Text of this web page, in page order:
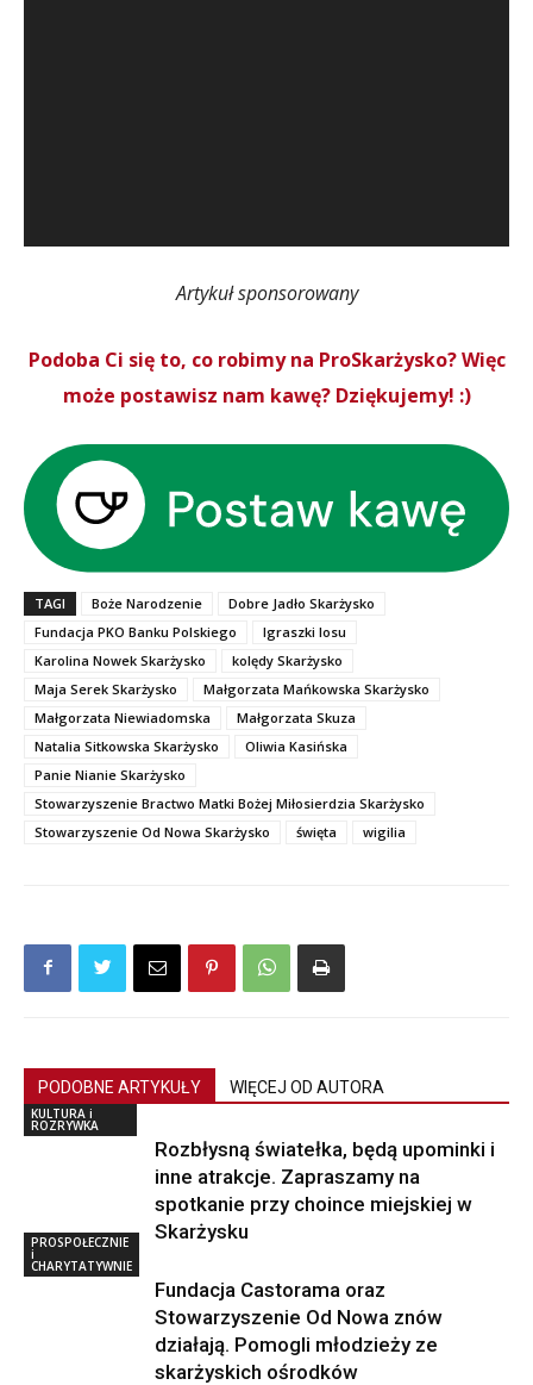
Artykuł sponsorowany
Podoba Ci się to, co robimy na ProSkarżysko? Więc
może postawisz nam kawę? Dziękujemy! :)
TAGI Boże Narodzenie
Dobre Jadło Skarżysko
Fundacja PKO Banku Polskiego
Igraszki losu
Karolina Nowek Skarżysko
kolędy Skarżysko
Maja Serek Skarżysko
Małgorzata Mańkowska Skarżysko
Małgorzata Niewiadomska
Małgorzata Skuza
Natalia Sitkowska Skarżysko
Oliwia Kasińska
Panie Nianie Skarżysko
Stowarzyszenie Bractwo Matki Bożej Miłosierdzia Skarżysko
Stowarzyszenie Od Nowa Skarżysko
święta wigilia
PODOBNE ARTYKUŁY WIĘCEJ OD AUTORA
KULTURA i
ROZRYWKA
Rozbłysną światełka, będą upominki i
inne atrakcje. Zapraszamy na
spotkanie przy choince miejskiej w
Skarżysku
PROSPOŁECZNIE
i
CHARYTATYWNIE
Fundacja Castorama oraz
Stowarzyszenie Od Nowa znów
działają. Pomogli młodzieży ze
skarżyskich ośrodków